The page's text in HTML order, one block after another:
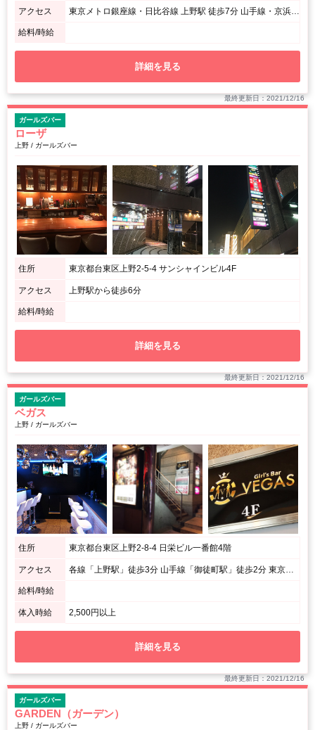
アクセス
給料/時給
詳細を見る
最終更新日：2021/12/16
ガールズバー
ローザ
上野 / ガールズバー
住所 東京都台東区上野2-5-4 サンシャインビル4F
アクセス 上野駅から徒歩6分
給料/時給
詳細を見る
最終更新日：2021/12/16
ガールズバー
ベガス
上野 / ガールズバー
住所 東京都台東区上野2-8-4 日栄ビル一番館4階
アクセス
給料/時給
体入時給 2,500円以上
詳細を見る
最終更新日：2021/12/16
ガールズバー
GARDEN（ガーデン）
上野 / ガールズバー